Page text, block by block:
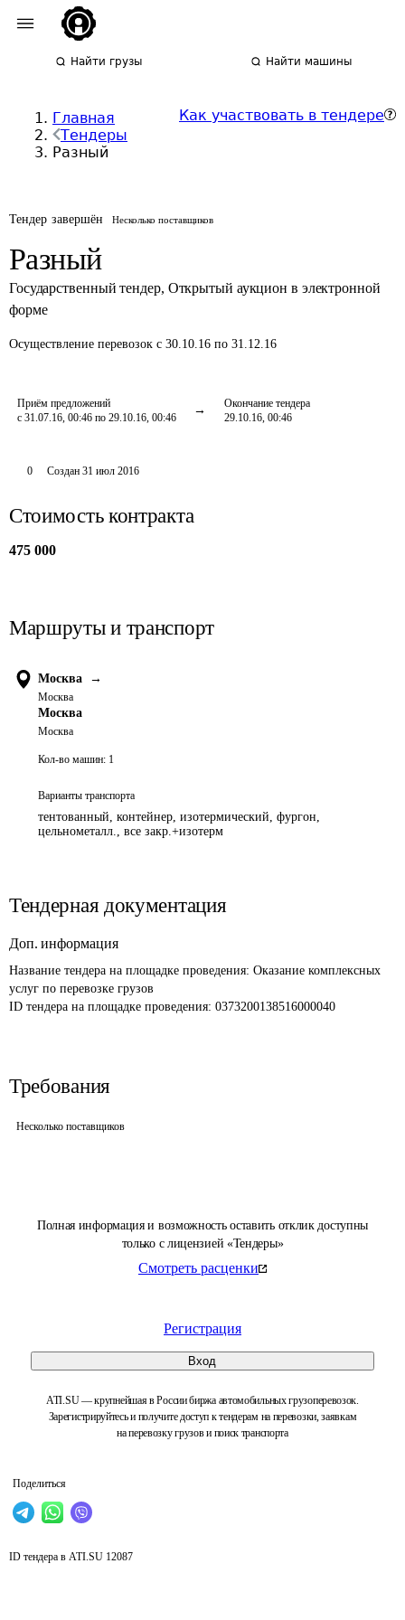
Найти грузы Найти машины
Главная
Тендеры
Разный
Как участвовать в тендере
Тендер завершён Несколько поставщиков
Разный
Государственный тендер, Открытый аукцион в электронной
форме
Осуществление перевозок с 30.10.16 по 31.12.16
Приём предложений
с 31.07.16, 00:46 по 29.10.16, 00:46
Окончание тендера
29.10.16, 00:46
Полная информация и возможность оставить отклик доступны
только с лицензией «Тендеры»
Смотреть расценки
Регистрация
Вход
ATI.SU — крупнейшая в России биржа автомобильных грузоперевозок.
Зарегистрируйтесь и получите доступ к тендерам на перевозки, заявкам
на перевозку грузов и поиск транспорта
Поделиться
0 Создан 31 июл 2016
Стоимость контракта
475 000
Маршруты и транспорт
Москва →
Москва
Москва
Москва
Кол-во машин: 1
Варианты транспорта
тентованный, контейнер, изотермический, фургон,
цельнометалл., все закр.+изотерм
Тендерная документация
Доп. информация
Название тендера на площадке проведения: Оказание комплексных
услуг по перевозке грузов
ID тендера на площадке проведения: 0373200138516000040
Требования
Несколько поставщиков
ID тендера в ATI.SU 12087